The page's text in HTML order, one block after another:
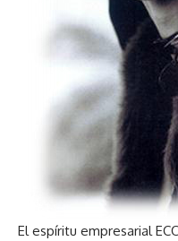
El espíritu empresarial